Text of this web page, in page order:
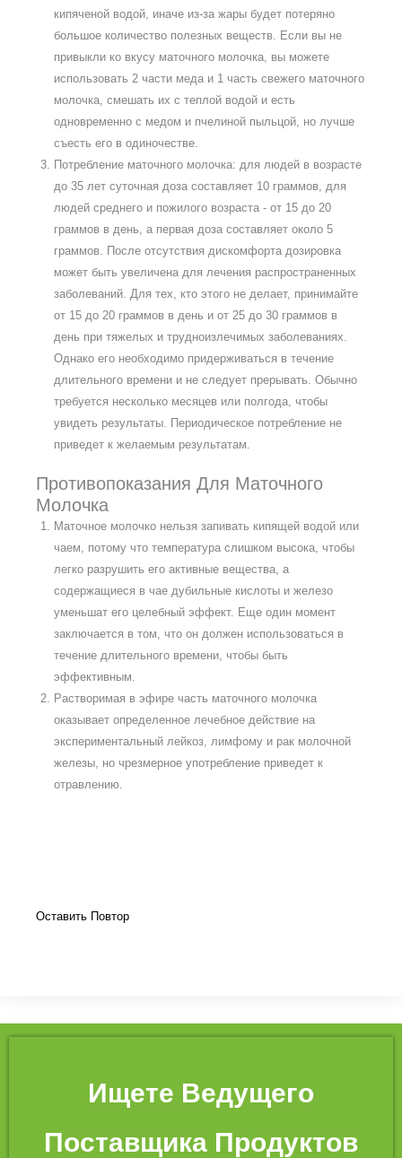
кипяченой водой, иначе из-за жары будет потеряно
большое количество полезных веществ. Если вы не
привыкли ко вкусу маточного молочка, вы можете
использовать 2 части меда и 1 часть свежего маточного
молочка, смешать их с теплой водой и есть
одновременно с медом и пчелиной пыльцой, но лучше
съесть его в одиночестве.
Потребление маточного молочка: для людей в возрасте
до 35 лет суточная доза составляет 10 граммов, для
людей среднего и пожилого возраста - от 15 до 20
граммов в день, а первая доза составляет около 5
граммов. После отсутствия дискомфорта дозировка
может быть увеличена для лечения распространенных
заболеваний. Для тех, кто этого не делает, принимайте
от 15 до 20 граммов в день и от 25 до 30 граммов в
день при тяжелых и трудноизлечимых заболеваниях.
Однако его необходимо придерживаться в течение
длительного времени и не следует прерывать. Обычно
требуется несколько месяцев или полгода, чтобы
увидеть результаты. Периодическое потребление не
приведет к желаемым результатам.
Противопоказания Для Маточного
Молочка
Маточное молочко нельзя запивать кипящей водой или
чаем, потому что температура слишком высока, чтобы
легко разрушить его активные вещества, а
содержащиеся в чае дубильные кислоты и железо
уменьшат его целебный эффект. Еще один момент
заключается в том, что он должен использоваться в
течение длительного времени, чтобы быть
эффективным.
Растворимая в эфире часть маточного молочка
оказывает определенное лечебное действие на
экспериментальный лейкоз, лимфому и рак молочной
железы, но чрезмерное употребление приведет к
отравлению.
Оставить Повтор
Ищете Ведущего
Поставщика Продуктов